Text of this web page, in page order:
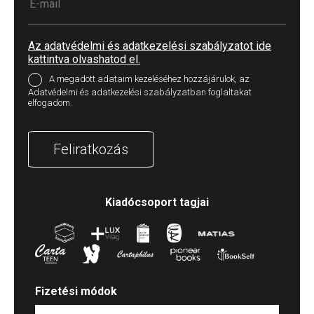
Az adatvédelmi és adatkezelési szabályzatot ide
kattintva olvashatod el.
A megadott adataim kezeléséhez hozzájárulok, az
Adatvédelmi és adatkezelési szabályzatban foglaltakat
elfogadom.
Feliratkozás
Kiadócsoport tagjai
Fizetési módok